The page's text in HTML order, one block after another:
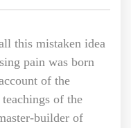
this mistaken idea
pain was born
of the
of the
builder of